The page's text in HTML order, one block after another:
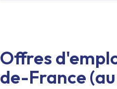
Offres
de-France